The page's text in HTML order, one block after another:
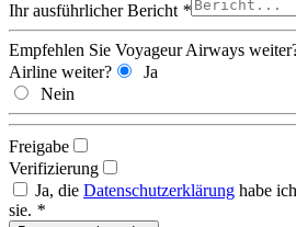
Ihr ausführlicher Bericht *
Empfehlen Sie Voyageur Airways
Airline weiter?
Ja
Nein
Freigabe
Verifizierung
Ja, die Datenschutzerklärung habe
sie. *